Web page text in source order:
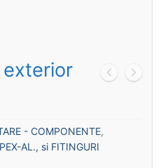
exterior
- COMPONENTE,
AL., si FITINGURI